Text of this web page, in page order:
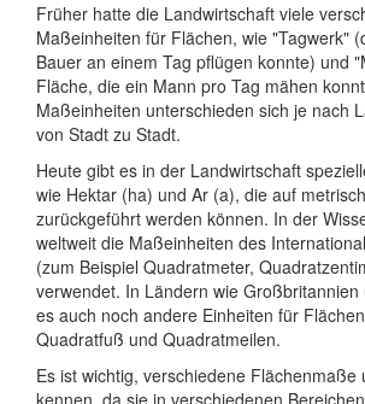
Früher hatte die Landwirtschaft viele
Maßeinheiten für Flächen, wie "Tagwerk"
Bauer an einem Tag pflügen konnte) und
Fläche, die ein Mann pro Tag mähen
Maßeinheiten unterschieden sich je nach
von Stadt zu Stadt.
Heute gibt es in der Landwirtschaft
wie Hektar (ha) und Ar (a), die auf
zurückgeführt werden können. In der
weltweit die Maßeinheiten des
(zum Beispiel Quadratmeter,
verwendet. In Ländern wie Großbritannien
es auch noch andere Einheiten für
Quadratfuß und Quadratmeilen.
Es ist wichtig, verschiedene Flächenmaße
kennen, da sie in verschiedenen